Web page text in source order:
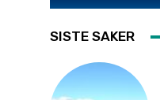
SISTE SAKER